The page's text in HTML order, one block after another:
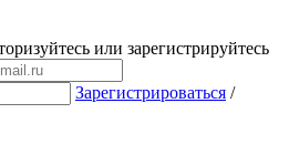
или зарегистрируйтесь
Зарегистрироваться /